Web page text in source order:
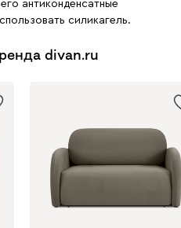
антиконденсатные
силикагель.
divan.ru